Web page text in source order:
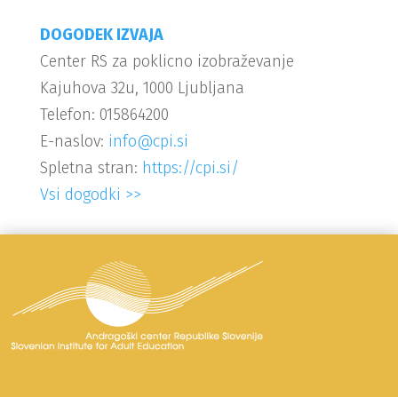
DOGODEK IZVAJA
Center RS za poklicno izobraževanje
Kajuhova 32u, 1000 Ljubljana
Telefon: 015864200
E-naslov: info@cpi.si
Spletna stran: https://cpi.si/
Vsi dogodki >>